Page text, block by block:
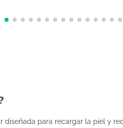
diseñada para recargar la piel y